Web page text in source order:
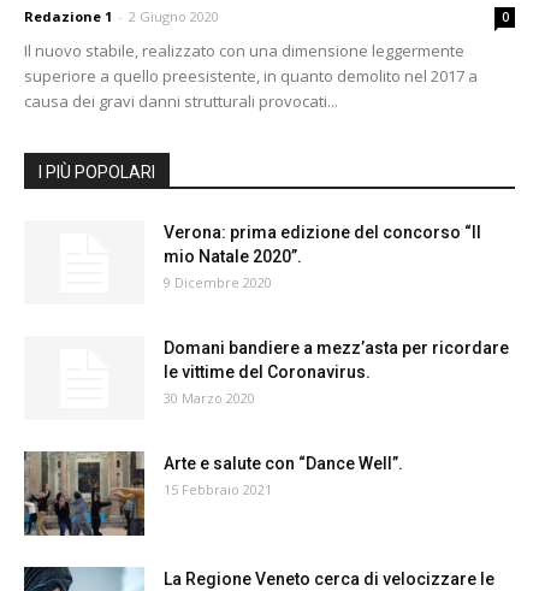
Redazione 1 - 2 Giugno 2020 0
Il nuovo stabile, realizzato con una dimensione leggermente
superiore a quello preesistente, in quanto demolito nel 2017 a
causa dei gravi danni strutturali provocati...
I PIÙ POPOLARI
Verona: prima edizione del concorso “Il
mio Natale 2020”.
9 Dicembre 2020
Domani bandiere a mezz’asta per ricordare
le vittime del Coronavirus.
30 Marzo 2020
Arte e salute con “Dance Well”.
15 Febbraio 2021
La Regione Veneto cerca di velocizzare le